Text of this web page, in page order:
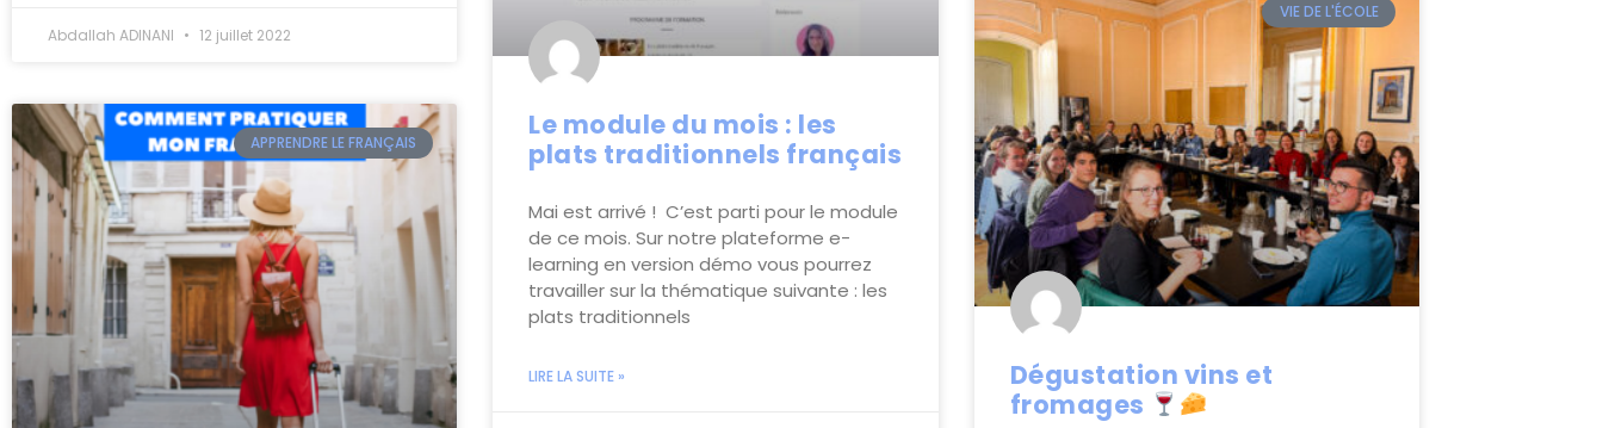
Abdallah ADINANI 12 juillet 2022
APPRENDRE LE FRANÇAIS
Le module du mois : les
plats traditionnels français
Mai est arrivé ! C’est parti pour le module
de ce mois. Sur notre plateforme e-
learning en version démo vous pourrez
travailler sur la thématique suivante : les
plats traditionnels
LIRE LA SUITE »
VIE DE L'ÉCOLE
Dégustation vins et
fromages